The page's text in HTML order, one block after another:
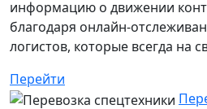
информацию о движении
благодаря онлайн-
логистов, которые всегда на
Перейти